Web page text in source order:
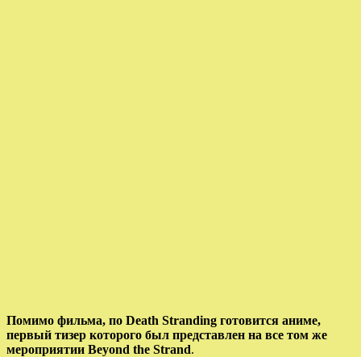
Помимо фильма, по Death Stranding готовится аниме,
первый тизер которого был представлен на все том же
мероприятии Beyond the Strand.